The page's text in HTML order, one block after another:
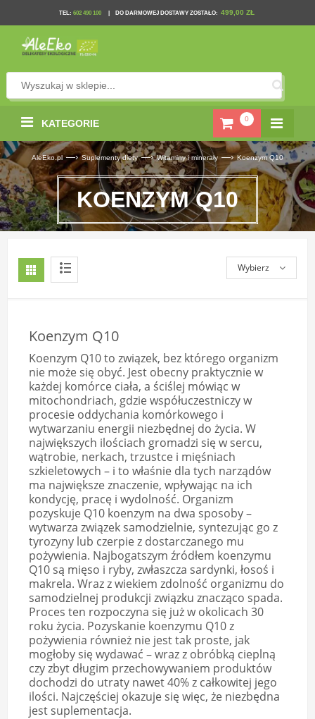
TEL: 602 490 100 DO DARMOWEJ DOSTAWY ZOSTAŁO: 499,00 ZŁ
0
KATEGORIE
AleEko.pl —› Suplementy diety —› Witaminy i minerały —› Koenzym Q10
KOENZYM Q10
Wybierz
Koenzym Q10
Koenzym Q10 to związek, bez którego organizm
nie może się obyć. Jest obecny praktycznie w
każdej komórce ciała, a ściślej mówiąc w
mitochondriach, gdzie współuczestniczy w
procesie oddychania komórkowego i
wytwarzaniu energii niezbędnej do życia. W
największych ilościach gromadzi się w sercu,
wątrobie, nerkach, trzustce i mięśniach
szkieletowych – i to właśnie dla tych narządów
ma największe znaczenie, wpływając na ich
kondycję, pracę i wydolność. Organizm
pozyskuje Q10 koenzym na dwa sposoby –
wytwarza związek samodzielnie, syntezując go z
tyrozyny lub czerpie z dostarczanego mu
pożywienia. Najbogatszym źródłem koenzymu
Q10 są mięso i ryby, zwłaszcza sardynki, łosoś i
makrela. Wraz z wiekiem zdolność organizmu do
samodzielnej produkcji związku znacząco spada.
Proces ten rozpoczyna się już w okolicach 30
roku życia. Pozyskanie koenzymu Q10 z
pożywienia również nie jest tak proste, jak
mogłoby się wydawać – wraz z obróbką cieplną
czy zbyt długim przechowywaniem produktów
dochodzi do utraty nawet 40% z całkowitej jego
ilości. Najczęściej okazuje się więc, że niezbędna
jest suplementacja.